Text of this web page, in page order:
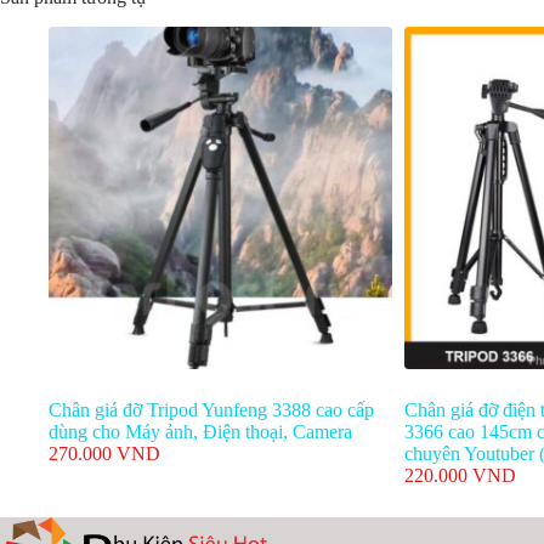
Chân giá đỡ Tripod Yunfeng 3388 cao cấp
dùng cho Máy ảnh, Điện thoại, Camera
270.000 VND
Chân giá đỡ điện
3366 cao 145cm
chuyên Youtuber
220.000 VND